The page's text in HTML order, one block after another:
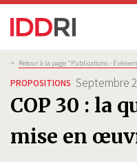
Aller
au
contenu
principal
Fil
d'Ariane
> Retour à la page "Publications -
PROPOSITIONS Septembre
COP 30 : la
mise en